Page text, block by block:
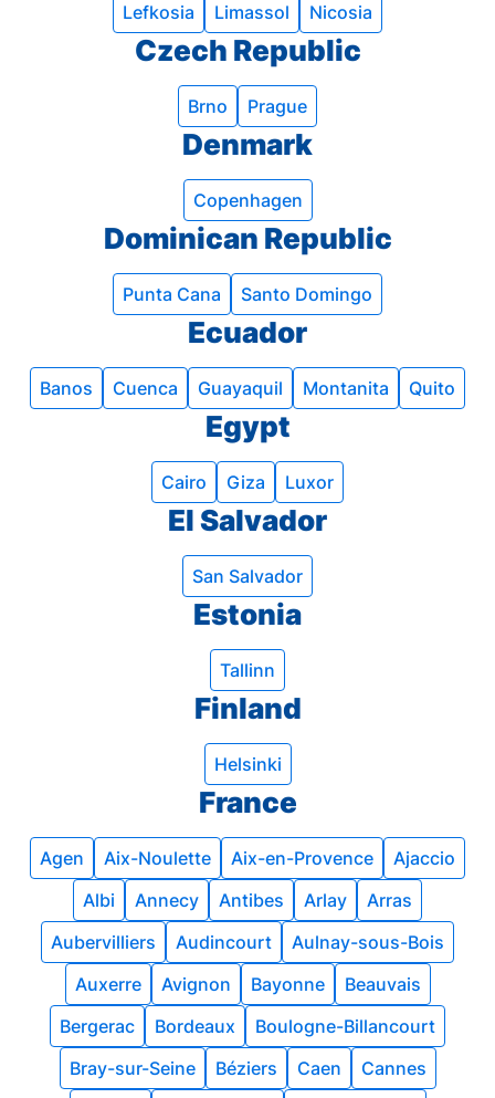
Lefkosia
Limassol Nicosia
Czech Republic
Brno Prague
Denmark
Copenhagen
Dominican Republic
Punta Cana Santo Domingo
Ecuador
Banos Cuenca Guayaquil Montanita Quito
Egypt
Cairo Giza Luxor
El Salvador
San Salvador
Estonia
Tallinn
Finland
Helsinki
France
Agen Aix-Noulette Aix-en-Provence
Ajaccio
Albi
Annecy Antibes Arlay
Arras
Aubervilliers
Audincourt
Aulnay-sous-Bois
Auxerre
Avignon Bayonne
Beauvais
Bergerac
Bordeaux
Boulogne-Billancourt
Bray-sur-Seine
Béziers Caen
Cannes